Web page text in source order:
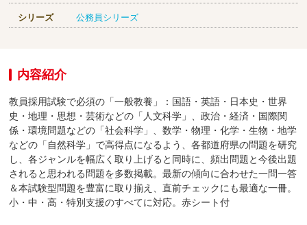
シリーズ
公務員シリーズ
内容紹介
教員採用試験で必須の「一般教養」：国語・英語・日本史・世界
史・地理・思想・芸術などの「人文科学」、政治・経済・国際関
係・環境問題などの「社会科学」、数学・物理・化学・生物・地学
などの「自然科学」で高得点になるよう、各都道府県の問題を研究
し、各ジャンルを幅広く取り上げると同時に、頻出問題と今後出題
されると思われる問題を多数掲載。最新の傾向に合わせた一問一答
＆本試験型問題を豊富に取り揃え、直前チェックにも最適な一冊。
小・中・高・特別支援のすべてに対応。赤シート付